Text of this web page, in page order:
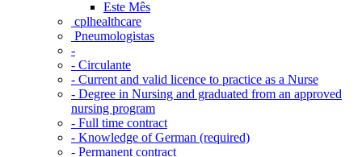
Este Mês
‎ cplhealthcare‬
Pneumologistas
-
- Circulante
- Current and valid licence to practice as a Nurse
- Degree in Nursing and graduated from an approved
nursing program
- Full time contract
- Knowledge of German (required)
- Permanent contract